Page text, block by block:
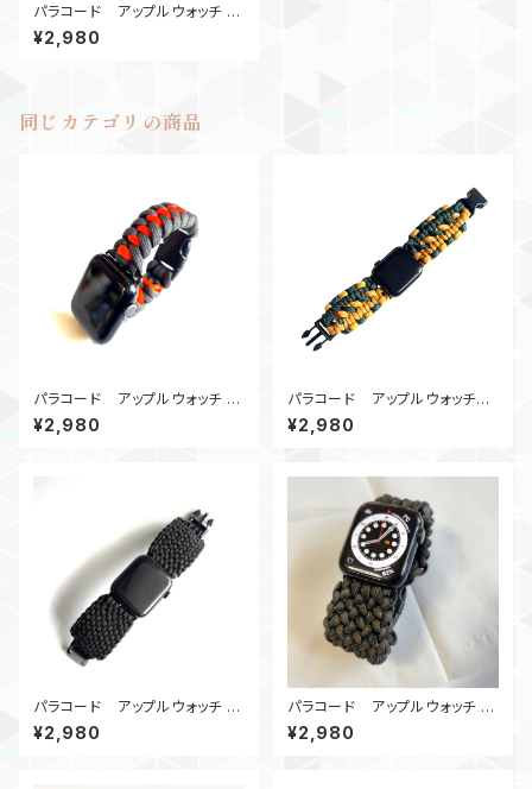
パラコード アップルウォッチ バ
ンド44_cobra_KB
¥2,980
同じカテゴリの商品
パラコード アップルウォッチ バ
ンド44_DragonT_GOr
¥2,980
パラコード アップルウォッチバ
ンド_DWS_GoGr
¥2,980
パラコード アップルウォッチ バ
ンド44_Conquistador450_B
Apple Watch
¥2,980
パラコード アップルウォッチ バ
ンド44 Conquistador_Bakl_
WC Apple Watch
¥2,980